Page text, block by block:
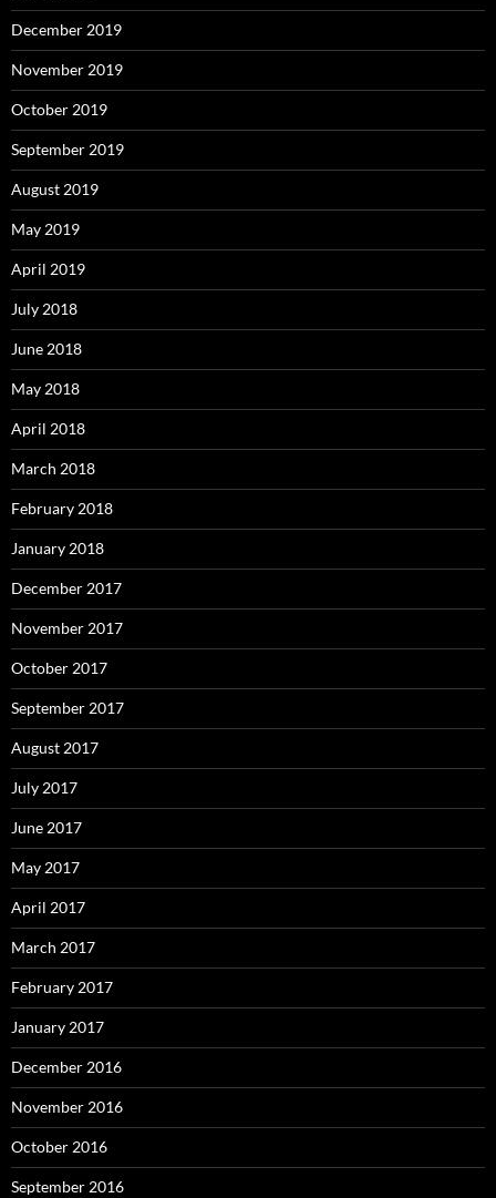
December 2019
November 2019
October 2019
September 2019
August 2019
May 2019
April 2019
July 2018
June 2018
May 2018
April 2018
March 2018
February 2018
January 2018
December 2017
November 2017
October 2017
September 2017
August 2017
July 2017
June 2017
May 2017
April 2017
March 2017
February 2017
January 2017
December 2016
November 2016
October 2016
September 2016